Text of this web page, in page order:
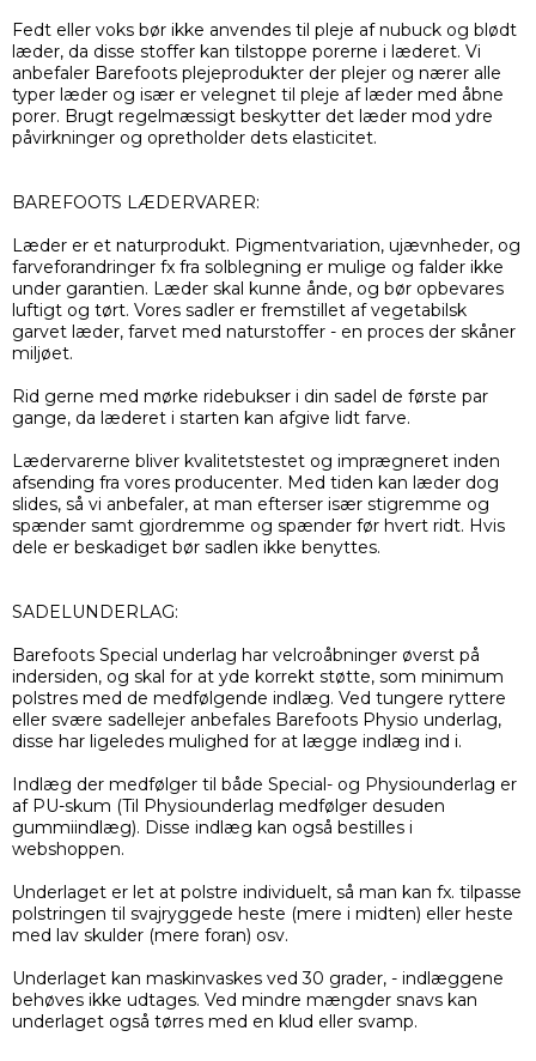
Fedt eller voks bør ikke anvendes til pleje af nubuck og blødt
læder, da disse stoffer kan tilstoppe porerne i læderet. Vi
anbefaler Barefoots plejeprodukter der plejer og nærer alle
typer læder og især er velegnet til pleje af læder med åbne
porer. Brugt regelmæssigt beskytter det læder mod ydre
påvirkninger og opretholder dets elasticitet.
BAREFOOTS LÆDERVARER:
Læder er et naturprodukt. Pigmentvariation, ujævnheder, og
farveforandringer fx fra solblegning er mulige og falder ikke
under garantien. Læder skal kunne ånde, og bør opbevares
luftigt og tørt. Vores sadler er fremstillet af vegetabilsk
garvet læder, farvet med naturstoffer - en proces der skåner
miljøet.
Rid gerne med mørke ridebukser i din sadel de første par
gange, da læderet i starten kan afgive lidt farve.
Lædervarerne bliver kvalitetstestet og imprægneret inden
afsending fra vores producenter. Med tiden kan læder dog
slides, så vi anbefaler, at man efterser især stigremme og
spænder samt gjordremme og spænder før hvert ridt. Hvis
dele er beskadiget bør sadlen ikke benyttes.
SADELUNDERLAG:
Barefoots Special underlag har velcroåbninger øverst på
indersiden, og skal for at yde korrekt støtte, som minimum
polstres med de medfølgende indlæg. Ved tungere ryttere
eller svære sadellejer anbefales Barefoots Physio underlag,
disse har ligeledes mulighed for at lægge indlæg ind i.
Indlæg der medfølger til både Special- og Physiounderlag er
af PU-skum (Til Physiounderlag medfølger desuden
gummiindlæg). Disse indlæg kan også bestilles i
webshoppen.
Underlaget er let at polstre individuelt, så man kan fx. tilpasse
polstringen til svajryggede heste (mere i midten) eller heste
med lav skulder (mere foran) osv.
Underlaget kan maskinvaskes ved 30 grader, - indlæggene
behøves ikke udtages. Ved mindre mængder snavs kan
underlaget også tørres med en klud eller svamp.